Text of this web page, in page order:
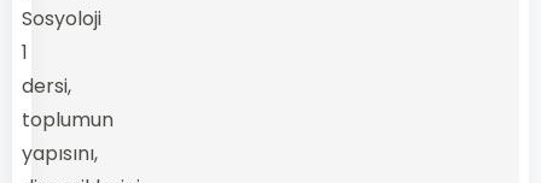
Sosyoloji
1
dersi,
toplumun
yapısını,